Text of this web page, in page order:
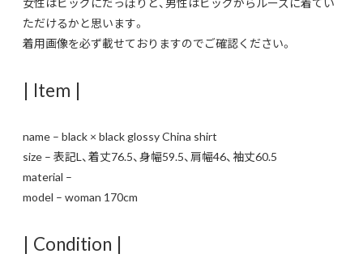
ただけるかと思います。
着用画像を必ず載せておりますのでご確認ください。
| Item |
name – black × black glossy China shirt
size – 表記L、着丈76.5、身幅59.5、肩幅46、袖丈60.5
material –
model – woman 170cm
| Condition |